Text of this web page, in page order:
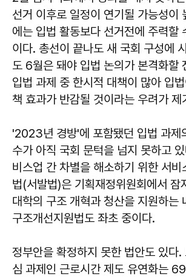
선거 이후로 일정이 연기될 가능성이
에는 입법 활동보다 선거전에 주력할
이다. 총선이 끝나도 새 국회 구성에
도 6월은 돼야 입법 논의가 본격화할
입법 과제 중 한시적 대책이 많아 입
책 효과가 반감될 것이라는 우려가 제
'2023년 경방'에 포함됐던 입법 과제
수가 아직 국회 문턱을 넘지 못하고
비스업 간 차별을 해소하기 위한 서비
법(서발법)은 기획재정위원회에서 잠
대학의 구조 개혁과 청산을 지원하는
구조개선지원법도 좌초 중이다.
정부안을 확정하지 못한 법안도 있다.
심 과제인 근로시간 제도 유연화는